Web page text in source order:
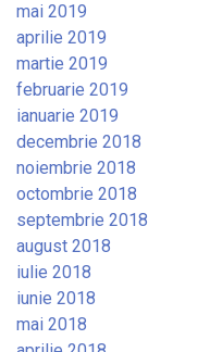
mai 2019
aprilie 2019
martie 2019
februarie 2019
ianuarie 2019
decembrie 2018
noiembrie 2018
octombrie 2018
septembrie 2018
august 2018
iulie 2018
iunie 2018
mai 2018